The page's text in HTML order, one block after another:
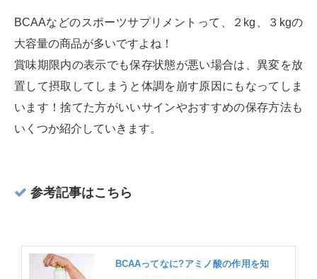
BCAAなどのスポーツサプリメントって、２kg、３kgの
大容量の商品が多いですよね！
賞味期限内の表示でも保存状態が悪い場合は、異変を放
置して摂取してしまうと体調を崩す原因にもなってしま
います！捨てた方がいいサインやおすすめの保存方法も
いくつか紹介していきます。
参考記事はこちら
BCAAってなに?アミノ酸の作用を知